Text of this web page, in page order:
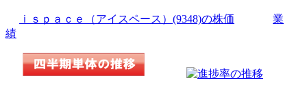
ｉｓｐａｃｅ（アイスペース）(9348)の株価
業
績